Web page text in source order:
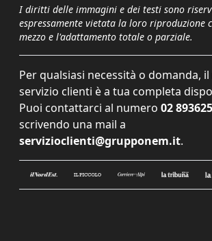
I diritti delle immagini e dei testi sono
espressamente vietata la loro riproduzione
mezzo e l'adattamento totale o parziale.
Per qualsiasi necessità o domanda,
servizio clienti è a tua completa
Puoi contattarci al numero 02
scrivendo una mail a
servizioclienti@grupponem.it.